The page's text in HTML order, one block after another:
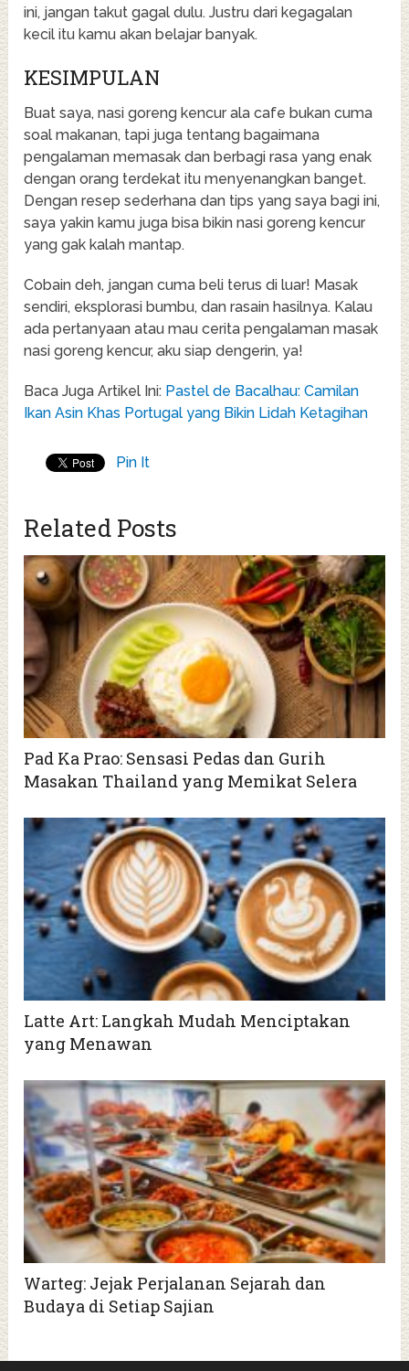
ini, jangan takut gagal dulu. Justru dari kegagalan
kecil itu kamu akan belajar banyak.
KESIMPULAN
Buat saya, nasi goreng kencur ala cafe bukan cuma
soal makanan, tapi juga tentang bagaimana
pengalaman memasak dan berbagi rasa yang enak
dengan orang terdekat itu menyenangkan banget.
Dengan resep sederhana dan tips yang saya bagi ini,
saya yakin kamu juga bisa bikin nasi goreng kencur
yang gak kalah mantap.
Cobain deh, jangan cuma beli terus di luar! Masak
sendiri, eksplorasi bumbu, dan rasain hasilnya. Kalau
ada pertanyaan atau mau cerita pengalaman masak
nasi goreng kencur, aku siap dengerin, ya!
Baca Juga Artikel Ini: Pastel de Bacalhau: Camilan
Ikan Asin Khas Portugal yang Bikin Lidah Ketagihan
Pin It
Related Posts
Pad Ka Prao: Sensasi Pedas dan Gurih
Masakan Thailand yang Memikat Selera
Latte Art: Langkah Mudah Menciptakan
yang Menawan
Warteg: Jejak Perjalanan Sejarah dan
Budaya di Setiap Sajian